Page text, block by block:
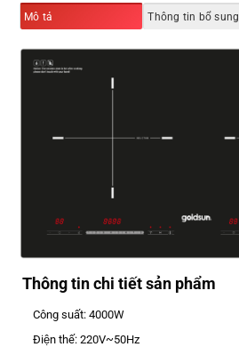
Mô tả Thông tin bổ sung
Thông tin chi tiết sản phẩm
Công suất: 4000W
Điện thế: 220V~50Hz